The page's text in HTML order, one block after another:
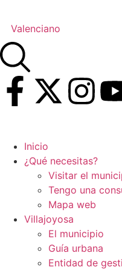
Valenciano
Inicio
¿Qué necesitas?
Visitar el
Tengo una
Mapa web
Villajoyosa
El municipio
Guía urbana
Entidad de